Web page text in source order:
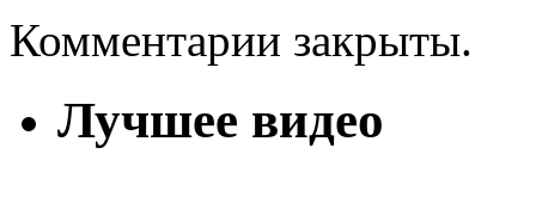
Комментарии закрыты.
Лучшее видео